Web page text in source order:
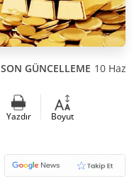
SON GÜNCELLEME 10
Yazdır Boyut